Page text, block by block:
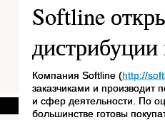
Softline
Компания Softline (http://
заказчиками и производит
и сфер деятельности. По
большинстве готовы